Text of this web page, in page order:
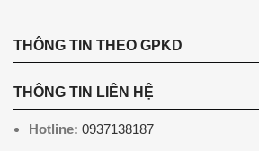
THÔNG TIN THEO GPKD
THÔNG TIN LIÊN HỆ
Hotline: 0937138187